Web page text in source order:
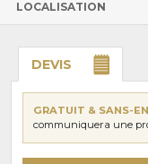
LOCALISATION
DEVIS
GRATUIT & SANS-
communiquera une